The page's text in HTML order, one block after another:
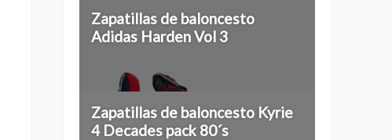
Zapatillas de baloncesto
Adidas Harden Vol 3
Zapatillas de baloncesto Kyrie
4 Decades pack 80´s